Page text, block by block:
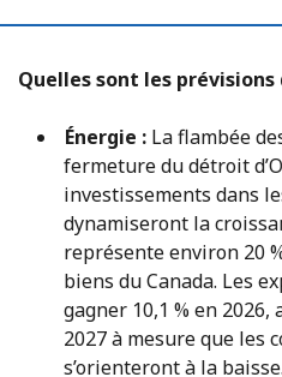
Quelles sont les prévisions
Énergie : La flambée
fermeture du détroit
investissements dans
dynamiseront la
représente environ 20
biens du Canada. Les
gagner 10,1 % en 2026,
2027 à mesure que les
s’orienteront à la baisse.